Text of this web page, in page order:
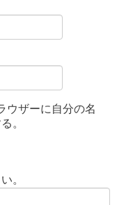
ウザーに自分の名
。
。